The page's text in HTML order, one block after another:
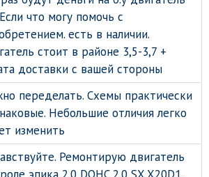
что могу помочь с
есть в наличии.
стоит в районе 3,5-3,7 +
доставки с вашей стороны
переделать. Схемы практически
Небольшие отличия легко
изменить
Ремонтирую двигатель